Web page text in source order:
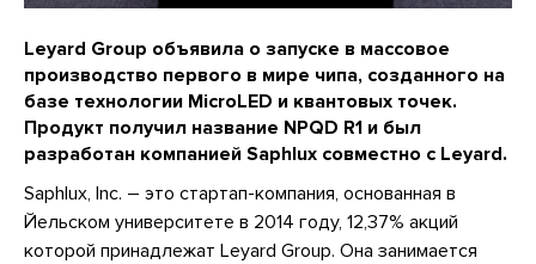
Leyard Group объявила о запуске в массовое
производство первого в мире чипа, созданного на
базе технологии MicroLED и квантовых точек.
Продукт получил название NPQD R1 и был
разработан компанией Saphlux совместно с Leyard.
Saphlux, Inc. – это стартап-компания, основанная в
Йельском университете в 2014 году, 12,37% акций
которой принадлежат Leyard Group. Она занимается